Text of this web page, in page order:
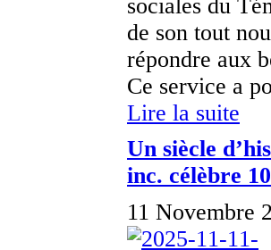
sociales du
de son tout
répondre aux
Ce service a
Lire la suite
Un siècle
inc. célèbre
11 Novembre